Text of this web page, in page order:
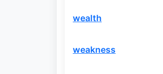
wealth
weakness